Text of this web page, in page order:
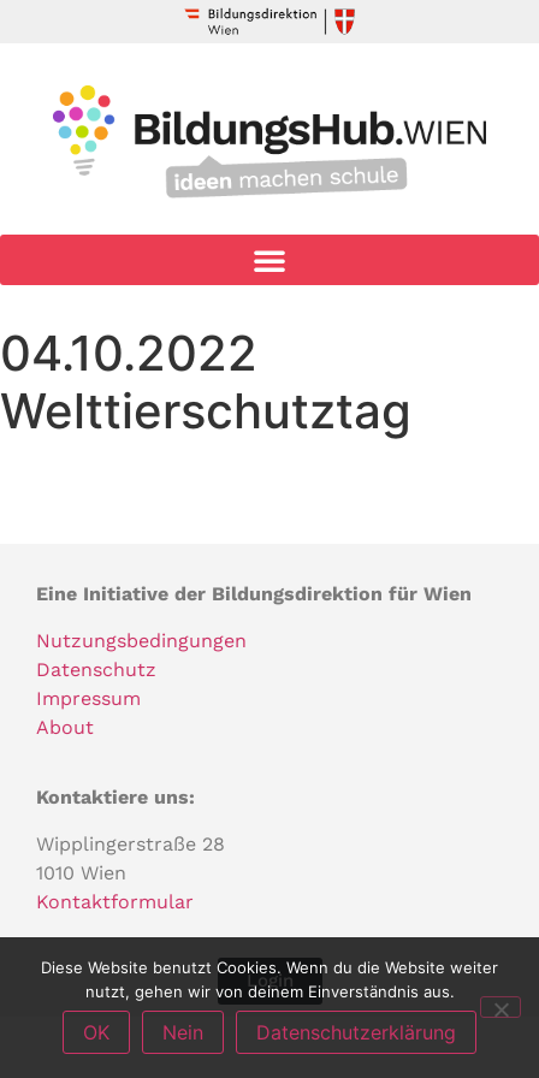
04.10.2022
Welttierschutztag
Eine Initiative der Bildungsdirektion für Wien
Nutzungsbedingungen
Datenschutz
Impressum
About
Kontaktiere uns:
Wipplingerstraße 28
1010 Wien
Kontaktformular
Login
Diese Website benutzt Cookies. Wenn du die Website weiter
nutzt, gehen wir von deinem Einverständnis aus.
OK Nein Datenschutzerklärung